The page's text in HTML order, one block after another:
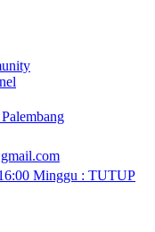
Minggu : TUTUP